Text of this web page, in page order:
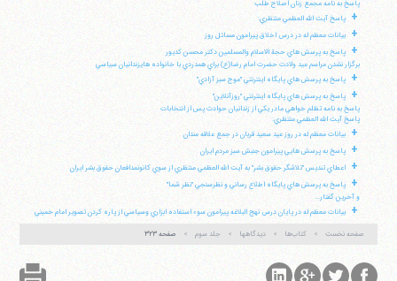
پاسخ به نامه مجمع زنان اصلاح طلب
+ پاسخ آيت الله العظمي منتظري:
+ بيانات معظم له در درس اخلاق پيرامون مسائل روز
+
پاسخ به پرسش هاي حجة الاسلام والمسلمين دكتر محسن كديور
برگزار نشدن مراسم عيد ولادت حضرت امام رضا(ع) براي همدردي با خانواده هايزندانيان سياسي
+ پاسخ به پرسش هاي پايگاه اينترنتي "موج سبز آزادي"
+
پاسخ به پرسش هاي پايگاه اينترنتي "روزآنلاين"
پاسخ به نامه تظلم خواهي مادر يكي از زندانيان حوادث پس از انتخابات
پاسخ آيت الله العظمي منتظري:
+ بيانات معظم له در روز عيد سعيد قربان در جمع علاقه مندان
+ پاسخ به پرسش هايي پيرامون جنبش سبز مردم ايران
+ اعطاي تنديس "تلاشگر حقوق بشر" به آيت الله العظمي منتظري از سوي كانونمدافعان حقوق بشر ايران
+
پاسخ به پرسش هاي پايگاه اطلاع رساني و نظرسنجي "نظر شما"
و آخرين گفتار...
+ بيانات معظم له در پايان درس نهج البلاغه پيرامون سوء استفاده ابزاري وسياسي از پاره كردن تصوير امام خميني
صفحه نخست کتاب‌ها دیدگاهها جلد سوم صفحه ۳۲۳